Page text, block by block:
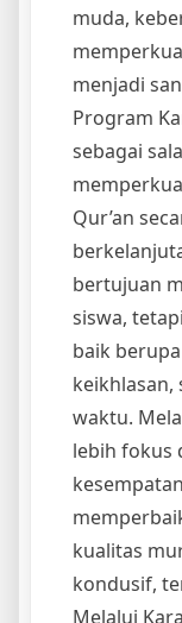
muda,
menjadi
Program
sebagai
Qur’an
bertujuan
siswa,
baik
keikhlasan,
waktu.
lebih fokus
kualitas
kondusif,
Melalui